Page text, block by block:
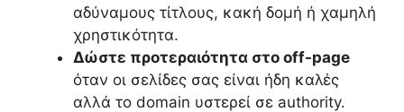
αδύναμους τίτλους, κακή δομή ή χαμηλή
χρηστικότητα.
Δώστε προτεραιότητα στο off-page
όταν οι σελίδες σας είναι ήδη καλές
αλλά το domain υστερεί σε authority.